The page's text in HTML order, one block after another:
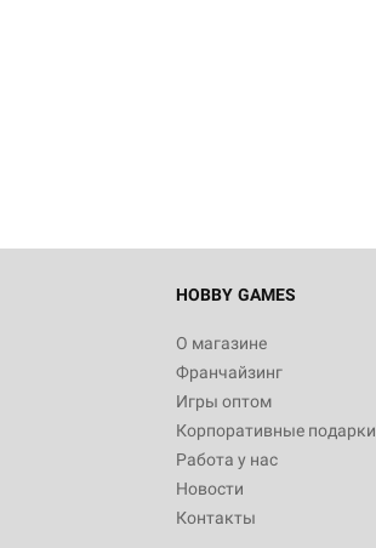
HOBBY GAMES
О магазине
Франчайзинг
Игры оптом
Корпоративные подарки
Работа у нас
Новости
Контакты